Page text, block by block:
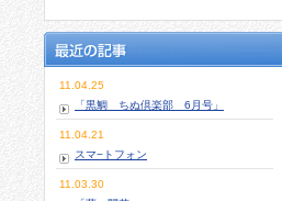
11.04.25
「黒鯛 ちぬ倶楽部 6月号」
11.04.21
スマ−トフォン
11.03.30